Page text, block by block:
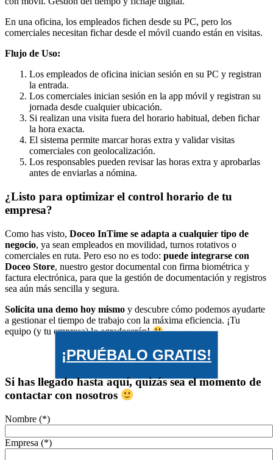
En una oficina, los empleados fichen desde su PC, pero los
comerciales necesitan fichar desde el móvil cuando están en visitas.
Flujo de Uso:
Los empleados de oficina inician sesión en su PC y registran
la entrada.
Los comerciales inician sesión en la app móvil y registran su
jornada desde cualquier ubicación.
Si realizan una visita fuera del horario habitual, deben fichar
la hora exacta.
El sistema permite marcar horas extra y validar visitas
comerciales con geolocalización.
Los responsables pueden revisar las horas extra y aprobarlas
antes de enviarlas a nómina.
¿Listo para optimizar el control horario de tu
empresa?
Como has visto, Doceo InTime se adapta a cualquier tipo de
negocio, ya sean empleados en movilidad, turnos rotativos o
comerciales en ruta. Pero eso no es todo: puede integrarse con
Doceo Store, nuestro gestor documental con firma biométrica y
factura electrónica, para que la gestión de documentación y registros
sea aún más sencilla y segura.
Solicita una demo hoy mismo y descubre cómo podemos ayudarte
a gestionar el tiempo de trabajo con la máxima eficiencia. ¡Tu
equipo (y tu empresa) lo agradecerán!
¡PRUÉBALO GRATIS!
Si has llegado hasta aquí, quizás sea el momento de
contactar con nosotros
Nombre (*)
Empresa (*)